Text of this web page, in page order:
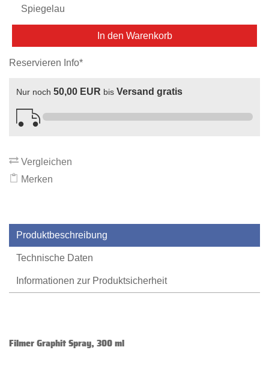
Spiegelau
In den Warenkorb
Reservieren Info*
Nur noch 50,00 EUR bis Versand gratis
Vergleichen
Merken
Produktbeschreibung
Technische Daten
Informationen zur Produktsicherheit
Filmer Graphit Spray, 300 ml